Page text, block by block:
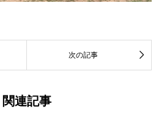
次の記事 
関連記事